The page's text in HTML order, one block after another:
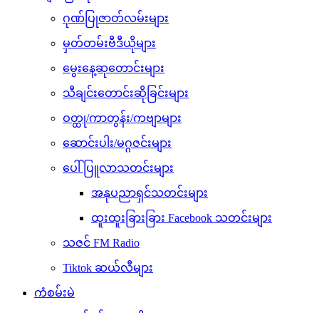
ဂုဏ်ပြုဇာတ်လမ်းများ
မှတ်တမ်းဗီဒီယိုများ
မွေးနေ့ဆုတောင်းများ
သီချင်းတောင်းဆိုခြင်းများ
ဝတ္ထု/ကာတွန်း/ကဗျာများ
ဆောင်းပါး/မဂ္ဂဇင်းများ
ပေါ်ပြူလာသတင်းများ
အနုပညာရှင်သတင်းများ
ထူးထူးခြားခြား Facebook သတင်းများ
သဇင် FM Radio
Tiktok ဆယ်လီများ
ကံစမ်းမဲ